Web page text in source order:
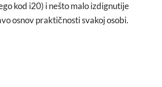
kod i20) i nešto malo izdignutije
osnov praktičnosti svakoj osobi.